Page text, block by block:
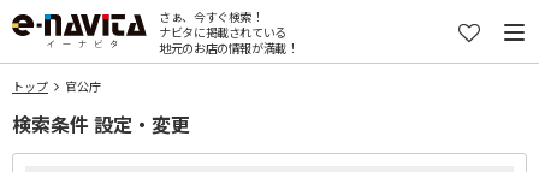
さぁ、今すぐ検索！
ナビタに掲載されている
地元のお店の情報が満載！
トップ 官公庁
検索条件 設定・変更